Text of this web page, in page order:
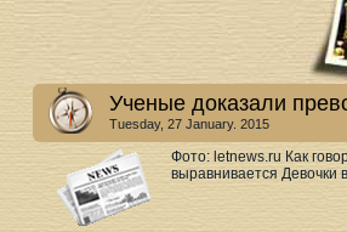
Ученые доказали
Tuesday, 27 January. 2015
Фото: letnews.ru Как
выравнивается Девочки